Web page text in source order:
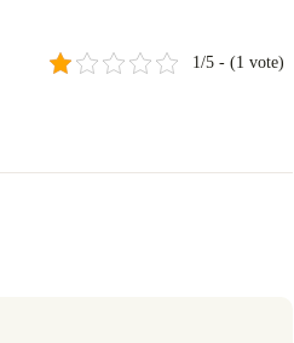
1/5 - (1 vote)